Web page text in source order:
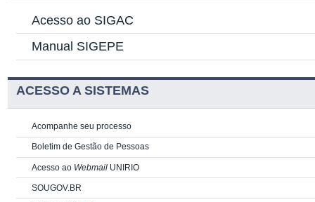
Acesso ao SIGAC
Manual SIGEPE
ACESSO A SISTEMAS
Acompanhe seu processo
Boletim de Gestão de Pessoas
Acesso ao Webmail UNIRIO
SOUGOV.BR